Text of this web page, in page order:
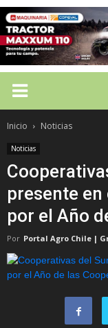
Inicio Noticias
Noticias
presente
por el Año
Por Portal Agro Chile |